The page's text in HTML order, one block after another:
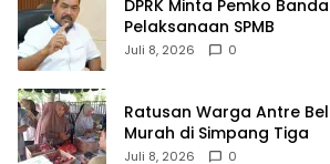
DPRK Minta Pemko
Pelaksanaan SPMB
Juli 8, 2026 0
Ratusan Warga Antre
Murah di Simpang Tiga
Juli 8, 2026 0